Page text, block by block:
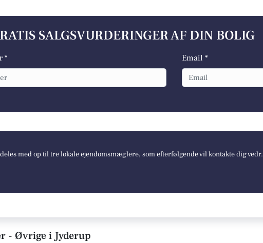
SALGSVURDERINGER AF DIN BOLIG
* Email *
med op til tre lokale ejendomsmæglere, som efterfølgende vil kontakte dig vedr.
- Øvrige i Jyderup